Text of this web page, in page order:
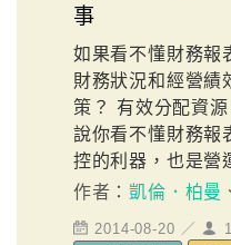
事
如果看不懂財務報
財務狀況和經營績
策？ 有效分配資
說你看不懂財務報
控的利器，也是營
作者：凱倫．柏曼
2014-08-20 ／